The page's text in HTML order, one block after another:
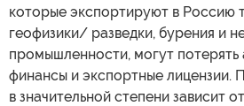
которые экспортируют в Россию
геофизики/ разведки, бурения и
промышленности, могут потерять
финансы и экспортные лицензии.
в значительной степени зависит